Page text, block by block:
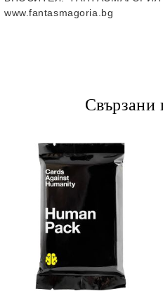
www.fantasmagoria.bg
Свързани